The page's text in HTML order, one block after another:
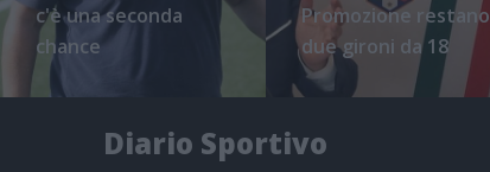
c'è una seconda
chance
Promozione restano
due gironi da 18
Diario Sportivo